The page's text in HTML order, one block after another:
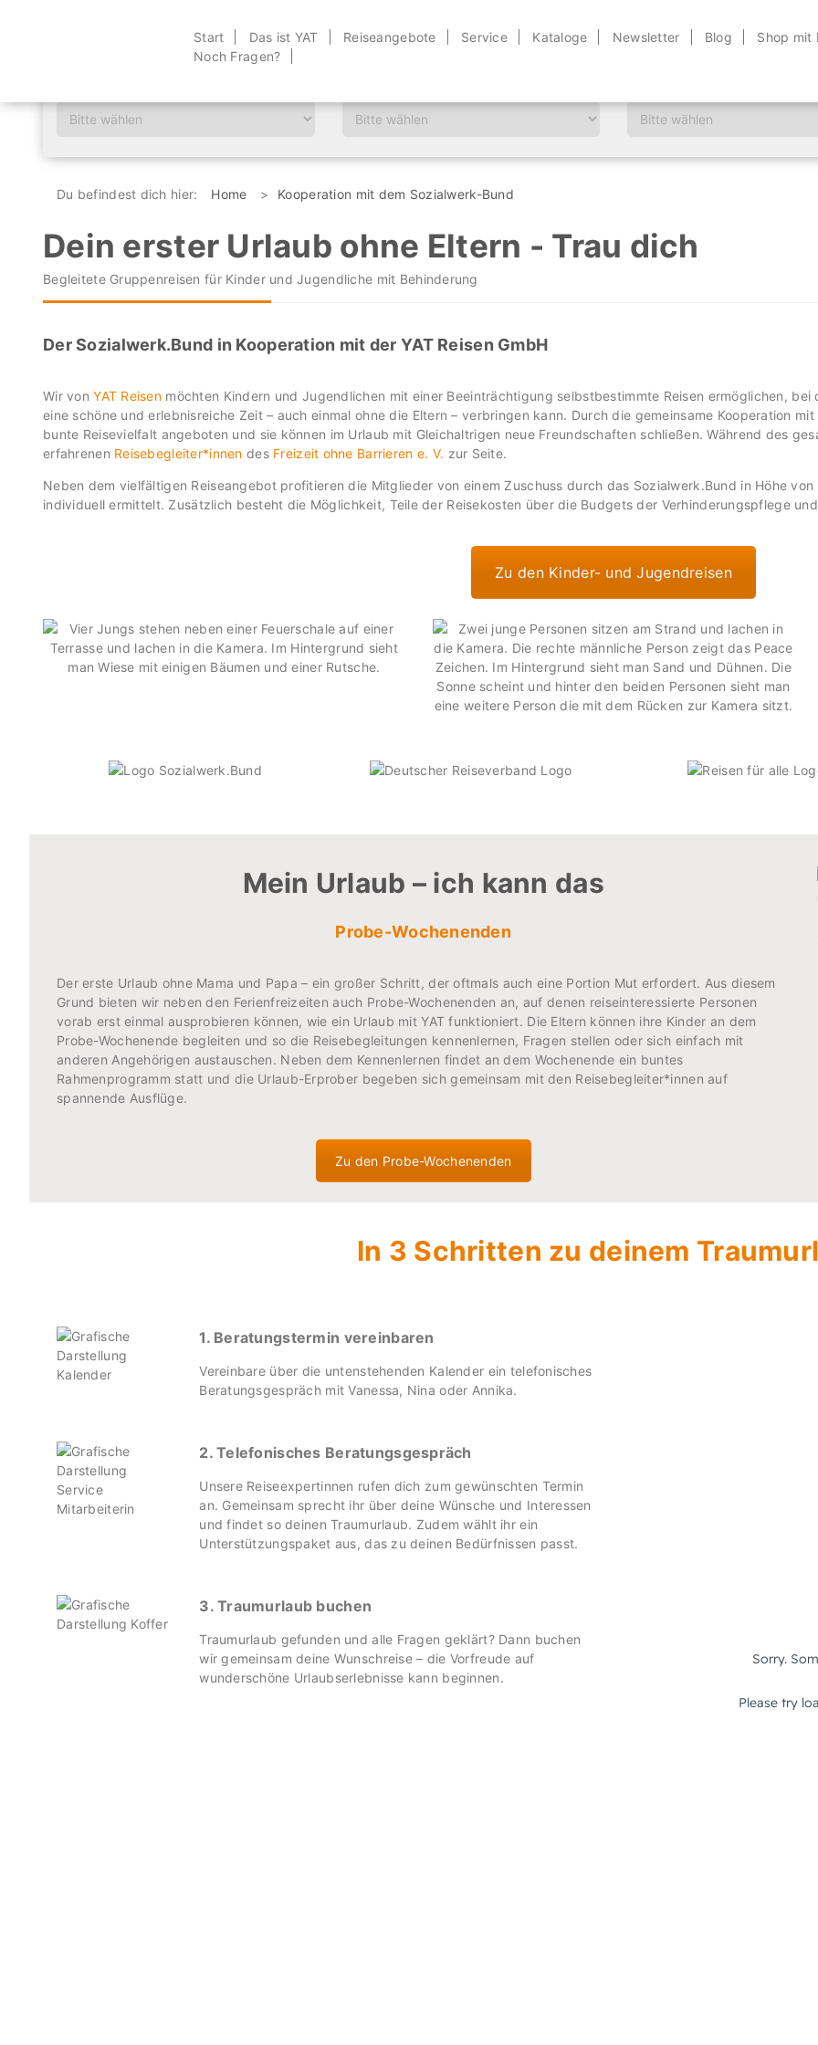
Start Das ist YAT Reiseangebote Service Kataloge Newsletter Blog
Shop mit
Noch Fragen?
Du befindest dich hier: Home Kooperation mit dem Sozialwerk-Bund
Dein erster Urlaub ohne Eltern - Trau dich
Begleitete Gruppenreisen für Kinder und Jugendliche mit Behinderung
Der Sozialwerk.Bund in Kooperation mit der YAT Reisen GmbH
Wir vonYAT Reisen möchten Kindern und Jugendlichen mit einer Beeinträchtigung selbstbestimmte Reisen ermöglichen,
eine schöne und erlebnisreiche Zeit – auch einmal ohne die Eltern – verbringen kann. Durch die gemeinsame Kooperation
bunte Reisevielfalt angeboten und sie können im Urlaub mit Gleichaltrigen neue Freundschaften schließen. Während des
erfahrenen Reisebegleiter*innen des Freizeit ohne Barrieren e. V. zur Seite.
Neben dem vielfältigen Reiseangebot profitieren die Mitglieder von einem Zuschuss durch das Sozialwerk.Bund in Höhe
individuell ermittelt. Zusätzlich besteht die Möglichkeit, Teile der Reisekosten über die Budgets der Verhinderungspflege
Zu den Kinder- und Jugendreisen
Mein Urlaub – ich kann das
Probe-Wochenenden
Der erste Urlaub ohne Mama und Papa – ein großer Schritt, der oftmals auch eine Portion Mut erfordert. Aus diesem
Grund bieten wir neben den Ferienfreizeiten auch Probe-Wochenenden an, auf denen reiseinteressierte Personen
vorab erst einmal ausprobieren können, wie ein Urlaub mit YAT funktioniert. Die Eltern können ihre Kinder an dem
Probe-Wochenende begleiten und so die Reisebegleitungen kennenlernen, Fragen stellen oder sich einfach mit
anderen Angehörigen austauschen. Neben dem Kennenlernen findet an dem Wochenende ein buntes
Rahmenprogramm statt und die Urlaub-Erprober begeben sich gemeinsam mit den Reisebegleiter*innen auf
spannende Ausflüge.
Zu den Probe-Wochenenden
In 3 Schritten zu deinem
1. Beratungstermin vereinbaren
Vereinbare über die untenstehenden Kalender ein telefonisches
Beratungsgespräch mit Vanessa, Nina oder Annika.
2. Telefonisches Beratungsgespräch
Unsere Reiseexpertinnen rufen dich zum gewünschten Termin
an. Gemeinsam sprecht ihr über deine Wünsche und Interessen
und findet so deinen Traumurlaub. Zudem wählt ihr ein
Unterstützungspaket aus, das zu deinen Bedürfnissen passt.
3. Traumurlaub buchen
Traumurlaub gefunden und alle Fragen geklärt? Dann buchen
wir gemeinsam deine Wunschreise – die Vorfreude auf
wunderschöne Urlaubserlebnisse kann beginnen.